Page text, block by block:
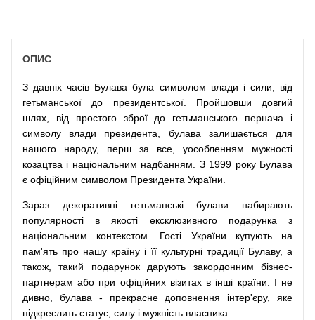
ОПИС
З давніх часів Булава була символом влади і сили, від
гетьманської до президентської. Пройшовши довгий
шлях, від простого зброї до гетьманського пернача і
символу влади президента, булава залишається для
нашого народу, перш за все, уособленням мужності
козацтва і національним надбанням. З 1999 року Булава
є офіційним символом Президента України.
Зараз декоративні гетьманські булави набирають
популярності в якості ексклюзивного подарунка з
національним контекстом. Гості України купують на
пам'ять про нашу країну і її культурні традиції Булаву, а
також, такий подарунок дарують закордонним бізнес-
партнерам або при офіційних візитах в інші країни. І не
дивно, булава - прекрасне доповнення інтер'єру, яке
підкреслить статус, силу і мужність власника.